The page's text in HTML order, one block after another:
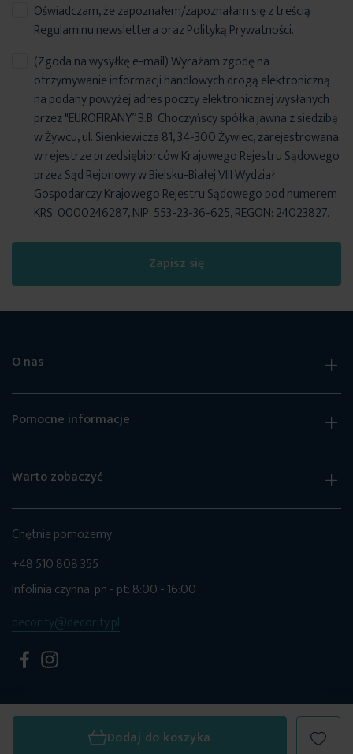
Dodaj do koszyka
Oświadczam, że zapoznałem/zapoznałam się z treścią
Regulaminu newsletteraorazPolityką Prywatności.
Zapisz się
(Zgoda na wysyłkę e-mail) Wyrażam zgodę na
otrzymywanie informacji handlowych drogą elektroniczną
na podany powyżej adres poczty elektronicznej wysłanych
przez "EUROFIRANY” B.B. Choczyńscy spółka jawna z siedzibą
w Żywcu, ul. Sienkiewicza 81, 34-300 Żywiec, zarejestrowana
w rejestrze przedsiębiorców Krajowego Rejestru Sądowego
przez Sąd Rejonowy w Bielsku-Białej VIII Wydział
Gospodarczy Krajowego Rejestru Sądowego pod numerem
KRS: 0000246287, NIP: 553-23-36-625, REGON: 24023827.
O nas
Pomocne informacje
Warto zobaczyć
Chętnie pomożemy
+48 510 808 355
Infolinia czynna: pn - pt: 8:00 - 16:00
decority@decority.pl
© 2026 Decority. Wszystkie prawa zastrzeżone.